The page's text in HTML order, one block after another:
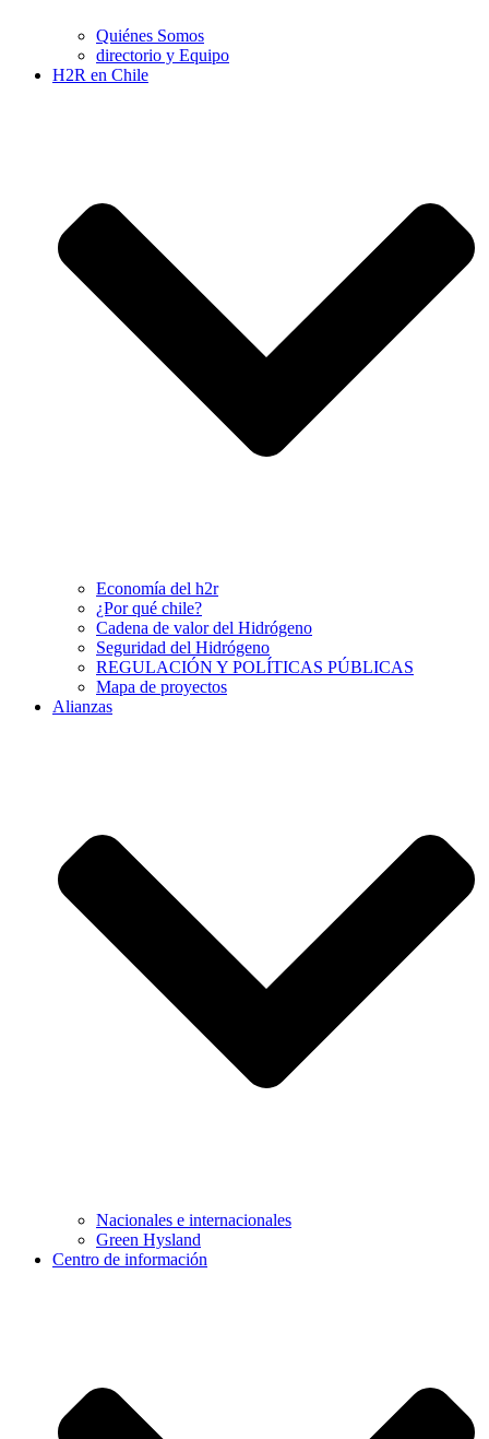
Quiénes Somos
directorio y Equipo
H2R en Chile
Economía del h2r
¿Por qué chile?
Cadena de valor del Hidrógeno
Seguridad del Hidrógeno
REGULACIÓN Y POLÍTICAS PÚBLICAS
Mapa de proyectos
Alianzas
Nacionales e internacionales
Green Hysland
Centro de información